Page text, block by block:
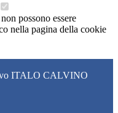
possono essere
nella pagina della cookie
ITALO CALVINO